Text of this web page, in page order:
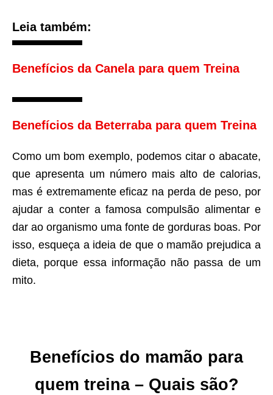
Leia também:
Benefícios da Canela para quem Treina
Benefícios da Beterraba para quem Treina
Como um bom exemplo, podemos citar o abacate,
que apresenta um número mais alto de calorias,
mas é extremamente eficaz na perda de peso, por
ajudar a conter a famosa compulsão alimentar e
dar ao organismo uma fonte de gorduras boas. Por
isso, esqueça a ideia de que o mamão prejudica a
dieta, porque essa informação não passa de um
mito.
Benefícios do mamão para
quem treina – Quais são?